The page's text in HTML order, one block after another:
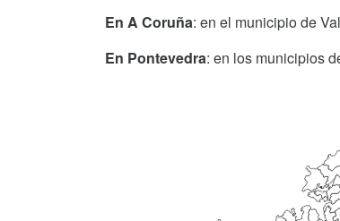
En A Coruña: en el municipio de
En Pontevedra: en los municipios